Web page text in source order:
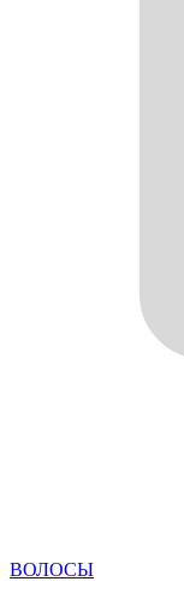
ВОЛОСЫ